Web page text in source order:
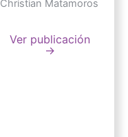
Christian Matamoros
Ver publicación
→